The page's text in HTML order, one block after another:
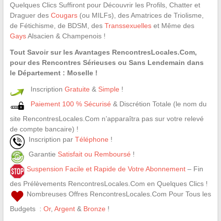
Quelques Clics Suffiront pour Découvrir les Profils, Chatter et
Draguer des Cougars(ou MILFs), des Amatrices de Triolisme,
de Fétichisme, de BDSM, des Transsexuelleset Même des
GaysAlsacien & Champenois !
Tout Savoir sur les Avantages RencontresLocales.Com,
pour des Rencontres Sérieuses ou Sans Lendemain dans
le Département : Moselle !
Inscription Gratuite & Simple !
Paiement 100 % Sécurisé & Discrétion Totale (le nom du
site RencontresLocales.Com n’apparaîtra pas sur votre relevé
de compte bancaire) !
Inscription par Téléphone !
Garantie Satisfait ou Remboursé !
Suspension Facile et Rapide de Votre Abonnement– Fin
des Prélèvements RencontresLocales.Com en Quelques Clics !
Nombreuses Offres RencontresLocales.Com Pour Tous les
Budgets : Or, Argent& Bronze !